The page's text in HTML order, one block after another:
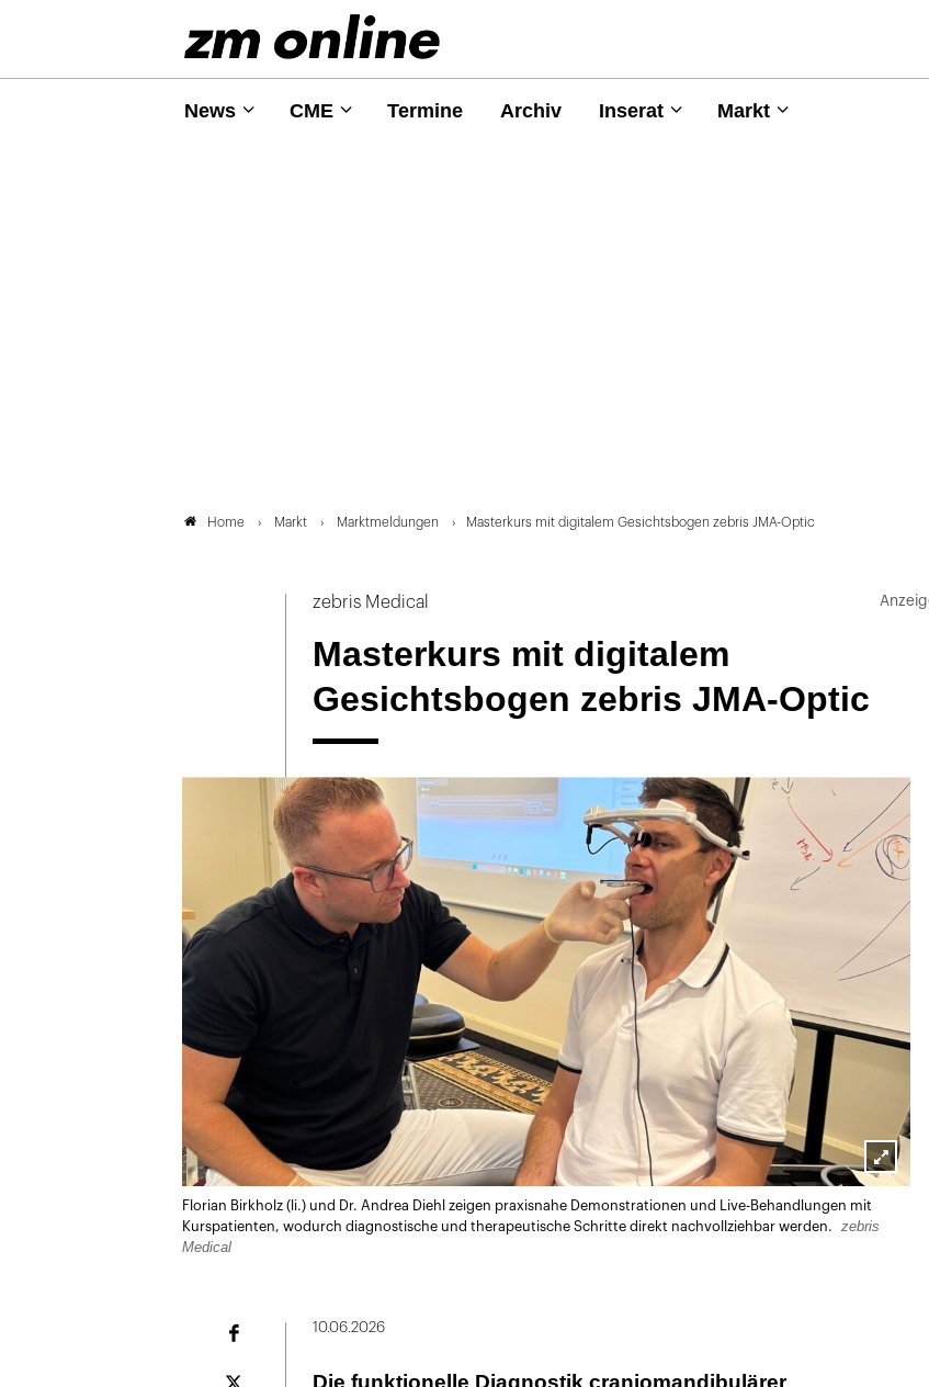
News CME Termine Archiv Inserat Markt
Home Markt Marktmeldungen Masterkurs mit digitalem Gesichtsbogen zebris JMA-Optic
zebris Medical
Masterkurs mit digitalem
Gesichtsbogen zebris JMA-Optic
Lightbox
öffnen
Florian Birkholz (li.) und Dr. Andrea Diehl zeigen praxisnahe Demonstrationen und Live-Behandlungen mit
Kurspatienten, wodurch diagnostische und therapeutische Schritte direkt nachvollziehbar werden.
zebris
Medical
10.06.2026
Die funktionelle Diagnostik craniomandibulärer